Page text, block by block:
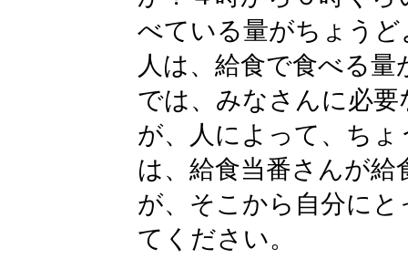
べている量がちょう
人は、給食で食べる
では、みなさんに必
が、人によって、ち
は、給食当番さんが
が、そこから自分に
てください。